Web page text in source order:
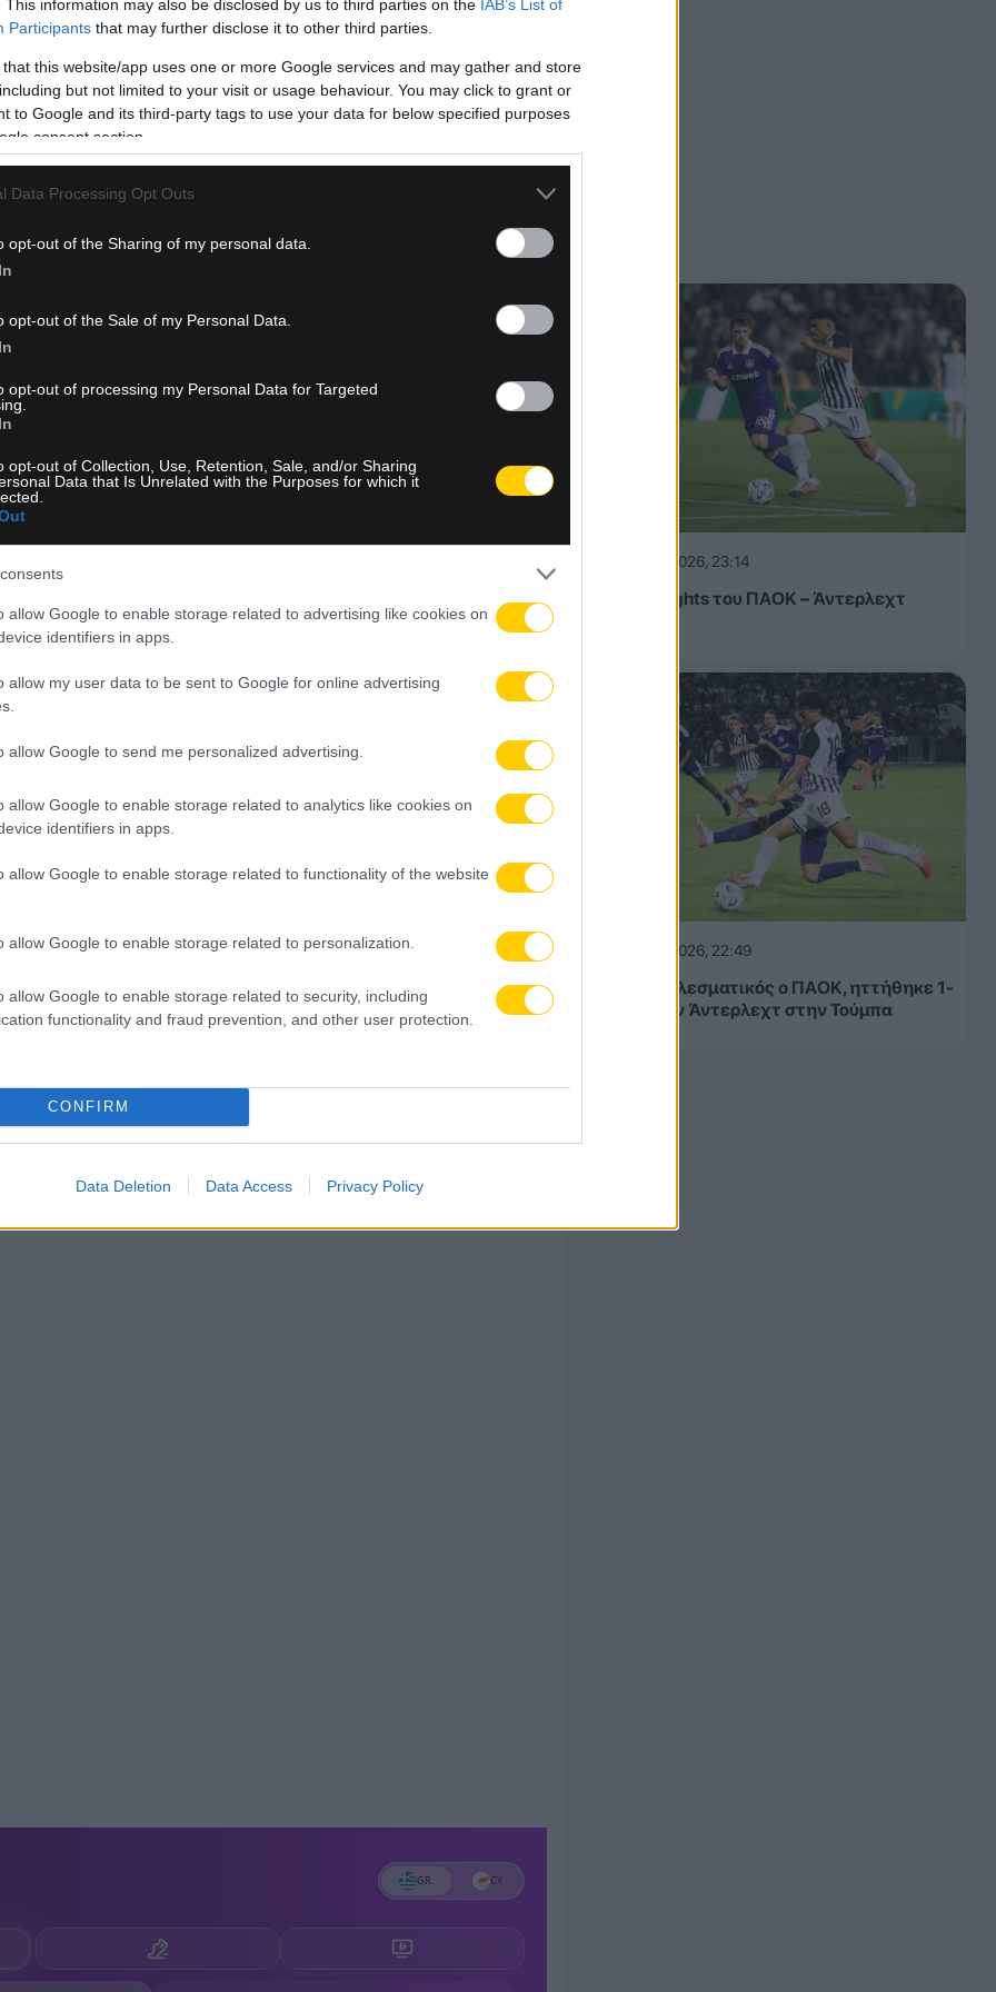
This information may also be disclosed by us to third parties on the IAB’s List of
Participants that may further disclose it to other third parties.
that this website/app uses one or more Google services and may gather and store
but not limited to your visit or usage behaviour. You may click to grant or
to Google and its third-party tags to use your data for below specified purposes
consent section.
Data Processing Opt Outs
opt-out of the Sharing of my personal data.
opt-out of the Sale of my Personal Data.
opt-out of processing my Personal Data for Targeted
opt-out of Collection, Use, Retention, Sale, and/or Sharing
Data that Is Unrelated with the Purposes for which it
allow Google to enable storage related to advertising like cookies on
identifiers in apps.
allow my user data to be sent to Google for online advertising
allow Google to send me personalized advertising.
allow Google to enable storage related to analytics like cookies on
identifiers in apps.
allow Google to enable storage related to functionality of the website
allow Google to enable storage related to personalization.
allow Google to enable storage related to security, including
functionality and fraud prevention, and other user protection.
CONFIRM
Data Deletion Data Access Privacy Policy
Αντσελότι ξεκίνησε με επιβλητικό πέρασμα από την Ρώμη και νίκη
προσπάθειά της να επιστρέψει στην κορυφή του ιταλικού
τους υποστηρικτές της με την απόδοσή της (κυρίως)
της Μάντσεστερ Σίτι! (ΦΩΤΟ)
στον Βινίσιους – Ιστορική απόφαση στην Ισπανία
– Πάει για χειρουργείο ο Άγγλος σταρ
στην Μπολόνια
Στα 58 εκατ. η ρήτρα
06.08.2026, 23:14
Τα highlights του ΠΑΟΚ – Άντερλεχτ
06.08.2026, 22:49
Αναποτελεσματικός ο ΠΑΟΚ, ηττήθηκε 1-
0 από την Άντερλεχτ στην Τούμπα